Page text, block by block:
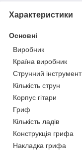
Характеристики
Основні
Виробник
Країна виробник
Струнний інструмент
Кількість струн
Корпус гітари
Гриф
Кількість ладів
Конструкція грифа
Накладка грифа